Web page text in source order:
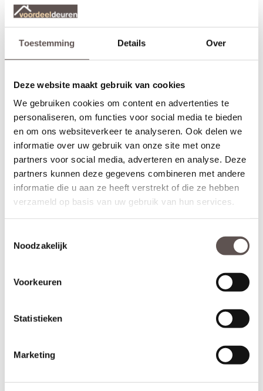
Toestemming Details Over
Deze website maakt gebruik van cookies
We gebruiken cookies om content en advertenties te
personaliseren, om functies voor social media te bieden
en om ons websiteverkeer te analyseren. Ook delen we
informatie over uw gebruik van onze site met onze
partners voor social media, adverteren en analyse. Deze
partners kunnen deze gegevens combineren met andere
informatie die u aan ze heeft verstrekt of die ze hebben
verzameld op basis van uw gebruik van hun services.
Noodzakelijk
Voorkeuren
Statistieken
Marketing
Opdekdeuren zijn ook direct voorzien van boringen om de
paumelle scharniereneenvoudig en snel te kunnen monteren.
Bij het bestellen van eenstompebinnendeur is de draairichting
je de juiste draairichting aangeeft.
De deur afhangen kan met elke standaard scharnier, maar
zwarte scharnieren zijn het mooist. De meest gebruiktezwarte
scharnierenzijn kogellager scharnieren van 89 mm met ronde
hoeken. Het advies is 3 stuks per deur te monteren.
Opdekdeuren worden afgehangen met paumelle scharnieren.
Voor deze industriële deuren kun je ookzwarte paumelles
gebruiken.
Thuisbezorgd in 26 werkdagen
Tegen meerprijs afgelakt leverbaar.
Kenmerken Weekamp WK 6370 Blank glas
Maatwerk mogelijk: Ja, 60 werkdagen levertijd
Inkortmogelijkheden stomp: Onderzijde 5 mm, hangzijde 5 mm
en bovendorpel 5 mm